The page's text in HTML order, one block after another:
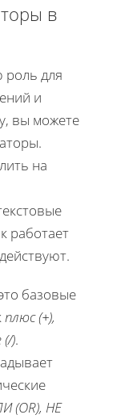
в
для
и
вы можете
на
работает
базовые
плюс (+),
(/).
(OR), НЕ